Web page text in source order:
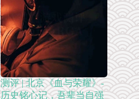
测评 | 北京《血与荣耀》-
历史铭心记，吾辈当自强